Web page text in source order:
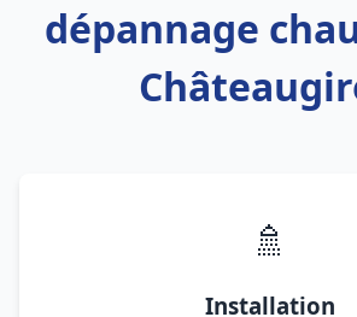
dépannage
🚿
Installation